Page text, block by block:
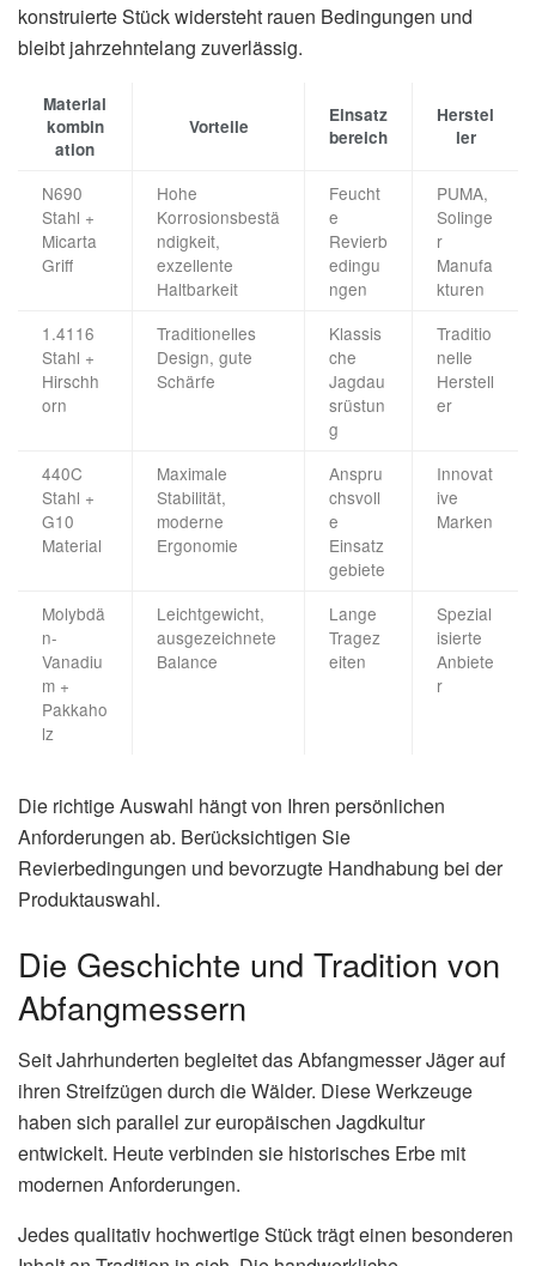
konstruierte Stück widersteht rauen Bedingungen und
bleibt jahrzehntelang zuverlässig.
Material
kombin
ation
Vorteile
Einsatz
bereich
Herstel
ler
N690
Stahl +
Micarta
Griff
Hohe
Korrosionsbestä
ndigkeit,
exzellente
Haltbarkeit
Feucht
e
Revierb
edingu
ngen
PUMA,
Solinge
r
Manufa
kturen
1.4116
Stahl +
Hirschh
orn
Traditionelles
Design, gute
Schärfe
Klassis
che
Jagdau
srüstun
g
Traditio
nelle
Herstell
er
440C
Stahl +
G10
Material
Maximale
Stabilität,
moderne
Ergonomie
Anspru
chsvoll
e
Einsatz
gebiete
Innovat
ive
Marken
Molybdä
n-
Vanadiu
m +
Pakkaho
lz
Leichtgewicht,
ausgezeichnete
Balance
Lange
Tragez
eiten
Spezial
isierte
Anbiete
r
Die richtige Auswahl hängt von Ihren persönlichen
Anforderungen ab. Berücksichtigen Sie
Revierbedingungen und bevorzugte Handhabung bei der
Produktauswahl.
Die Geschichte und Tradition von
Abfangmessern
Seit Jahrhunderten begleitet das Abfangmesser Jäger auf
ihren Streifzügen durch die Wälder. Diese Werkzeuge
haben sich parallel zur europäischen Jagdkultur
entwickelt. Heute verbinden sie historisches Erbe mit
modernen Anforderungen.
Jedes qualitativ hochwertige Stück trägt einen besonderen